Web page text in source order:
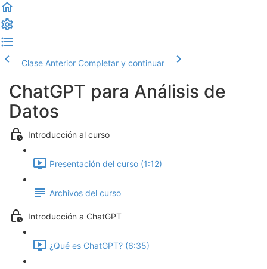
Clase Anterior Completar y continuar
ChatGPT para Análisis de
Datos
Introducción al curso
Presentación del curso (1:12)
Archivos del curso
Introducción a ChatGPT
¿Qué es ChatGPT? (6:35)